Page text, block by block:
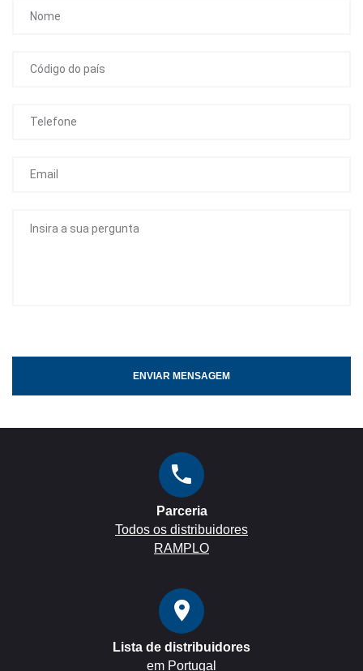
ENVIAR MENSAGEM
Parceria
Todos os distribuidores
RAMPLO
Lista de distribuidores
em Portugal